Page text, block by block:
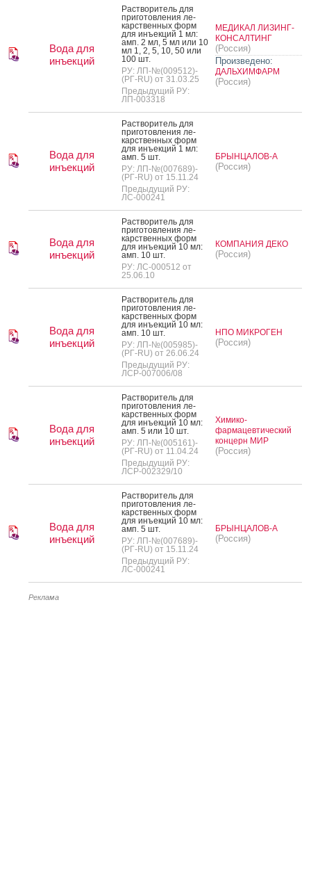
Вода для
инъекций
Рас­тво­ритель для
при­готов­ле­ния ле­
карс­твен­ных форм
для инъ­ек­ций 1 мл:
амп. 2 мл, 5 мл или 10
мл 1, 2, 5, 10, 50 или
100 шт.
РУ: ЛП-№(009512)-
(РГ-RU) от 31.03.25
Предыдущий РУ:
ЛП-003318
МЕДИКАЛ ЛИЗИНГ-
КОНСАЛТИНГ
(Россия)
Произведено:
ДАЛЬХИМФАРМ
(Россия)
Вода для
инъекций
Рас­тво­ритель для
при­готов­ле­ния ле­
карс­твен­ных форм
для инъ­ек­ций 1 мл:
амп. 5 шт.
РУ: ЛП-№(007689)-
(РГ-RU) от 15.11.24
Предыдущий РУ:
ЛС-000241
БРЫНЦАЛОВ-А
(Россия)
Вода для
инъекций
Рас­тво­ритель для
при­готов­ле­ния ле­
карс­твен­ных форм
для инъ­ек­ций 10 мл:
амп. 10 шт.
РУ: ЛС-000512 от
25.06.10
КОМПАНИЯ ДЕКО
(Россия)
Вода для
инъекций
Рас­тво­ритель для
при­готов­ле­ния ле­
карс­твен­ных форм
для инъ­ек­ций 10 мл:
амп. 10 шт.
РУ: ЛП-№(005985)-
(РГ-RU) от 26.06.24
Предыдущий РУ:
ЛСР-007006/08
НПО МИКРОГЕН
(Россия)
Вода для
инъекций
Рас­тво­ритель для
при­готов­ле­ния ле­
карс­твен­ных форм
для инъ­ек­ций 10 мл:
амп. 5 или 10 шт.
РУ: ЛП-№(005161)-
(РГ-RU) от 11.04.24
Предыдущий РУ:
ЛСР-002329/10
Химико-
фармацевтический
концерн МИР
(Россия)
Вода для
инъекций
Рас­тво­ритель для
при­готов­ле­ния ле­
карс­твен­ных форм
для инъ­ек­ций 10 мл:
амп. 5 шт.
РУ: ЛП-№(007689)-
(РГ-RU) от 15.11.24
Предыдущий РУ:
ЛС-000241
БРЫНЦАЛОВ-А
(Россия)
Реклама